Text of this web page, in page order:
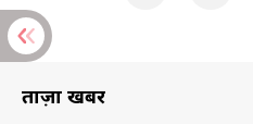
ताज़ा खबरें